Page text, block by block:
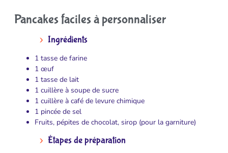
Pancakes faciles à personnaliser
Ingrédients
1 tasse de farine
1 œuf
1 tasse de lait
1 cuillère à soupe de sucre
1 cuillère à café de levure chimique
1 pincée de sel
Fruits, pépites de chocolat, sirop (pour la garniture)
Étapes de préparation